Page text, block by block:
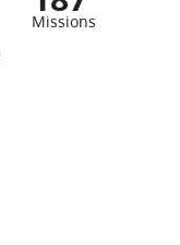
Missions